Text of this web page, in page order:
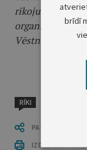
rīkojumu
organizācijas
Vēstnesis",
RĪKI
PASTĀSTI CITIEM
IZDRUKĀT
brīdī